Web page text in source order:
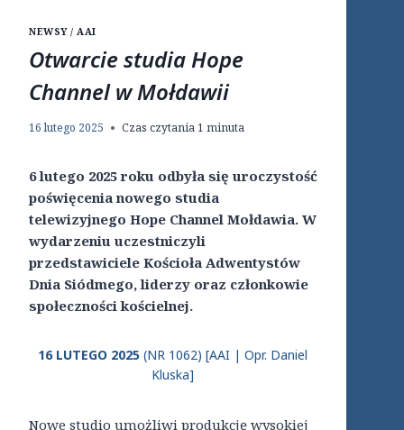
NEWSY / AAI
Otwarcie studia Hope
Channel w Mołdawii
16 lutego 2025 Czas czytania1 minuta
6 lutego 2025 roku odbyła się uroczystość
poświęcenia nowego studia
telewizyjnego Hope Channel Mołdawia. W
wydarzeniu uczestniczyli
przedstawiciele Kościoła Adwentystów
Dnia Siódmego, liderzy oraz członkowie
społeczności kościelnej.
16 LUTEGO 2025 (NR 1062) [AAI | Opr. Daniel
Kluska]
Nowe studio umożliwi produkcję wysokiej